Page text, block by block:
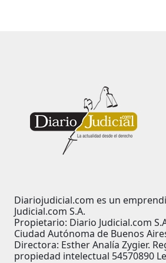
Diariojudicial.com es un
Judicial.com S.A.
Propietario: Diario Judicial.com
Ciudad Autónoma de Buenos
Directora: Esther Analía Zygier.
propiedad intelectual 54570890